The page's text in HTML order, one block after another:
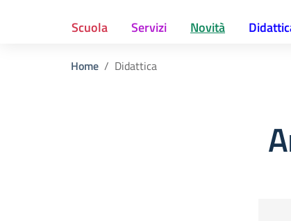
Scuola Servizi Novità
Home Didattica